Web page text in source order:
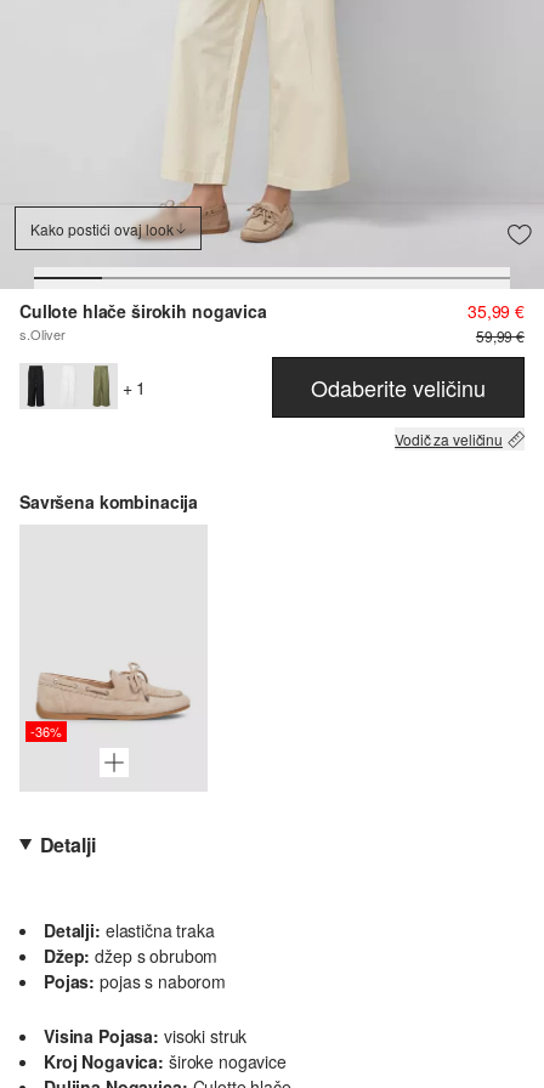
Kako postići ovaj look
Cullote hlače širokih nogavica
s.Oliver
35,99 €
59,99 €
+ 1 Odaberite veličinu
Vodič za veličinu
Savršena kombinacija
-36%
Detalji
Detalji: elastična traka
Džep: džep s obrubom
Pojas: pojas s naborom
Visina Pojasa: visoki struk
Kroj Nogavica: široke nogavice